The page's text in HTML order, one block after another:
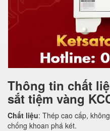
Thông tin chất
sắt tiệm vàng
Chất liệu: Thép cao cấp,
chống khoan phá két.